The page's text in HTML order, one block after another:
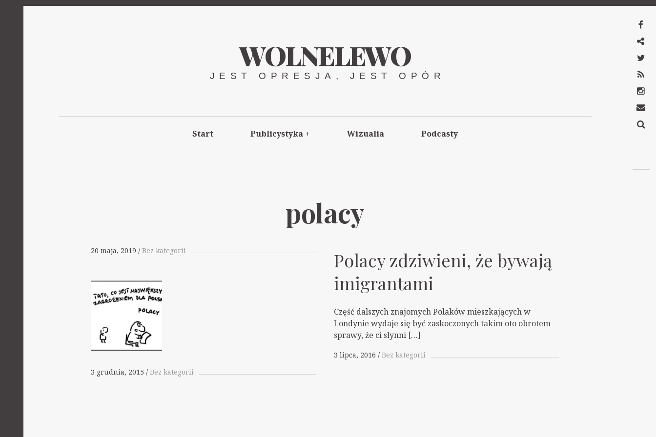
WOLNELEWO
JEST OPRESJA, JEST OPÓR
Start Publicystyka + Wizualia Podcasty
polacy
20 maja, 2019 Bez kategorii Polacy zdziwieni, że bywają
imigrantami
Część dalszych znajomych Polaków mieszkających w
Londynie wydaje się być zaskoczonych takim oto obrotem
sprawy, że ci słynni […]
3 lipca, 2016
Bez kategorii
3 grudnia, 2015
Bez kategorii